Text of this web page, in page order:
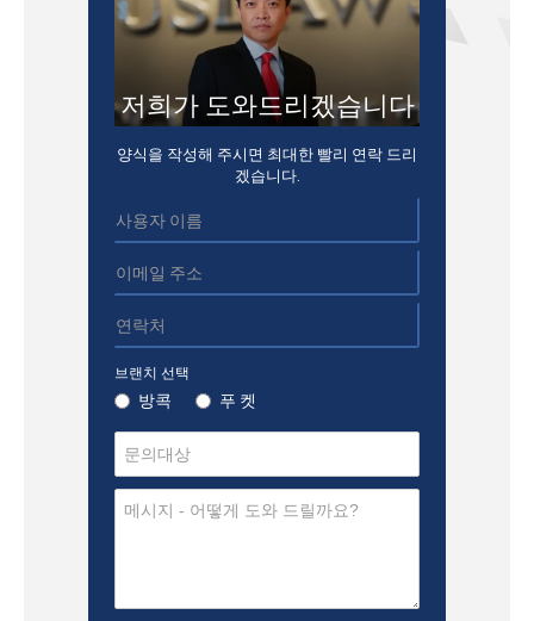
저희가 도와드리겠습니다
양식을 작성해 주시면 최대한 빨리 연락 드리
겠습니다.
브랜치 선택
방콕 푸 켓